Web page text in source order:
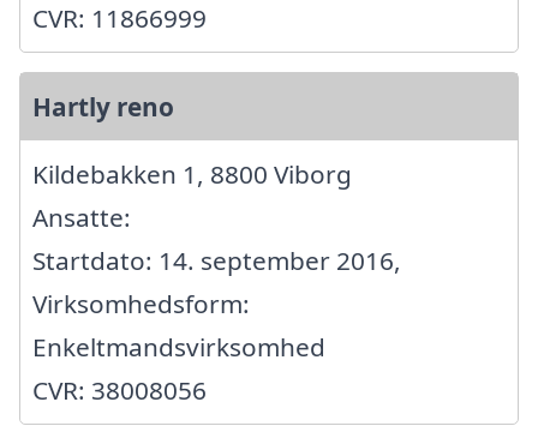
CVR: 11866999
Hartly reno
Kildebakken 1, 8800 Viborg
Ansatte:
Startdato: 14. september 2016,
Virksomhedsform:
Enkeltmandsvirksomhed
CVR: 38008056